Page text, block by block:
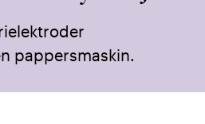
pappersmaskin.